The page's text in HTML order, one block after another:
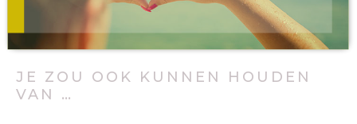
JE ZOU OOK KUNNEN HOUDEN
VAN …